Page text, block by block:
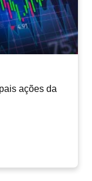
ações da